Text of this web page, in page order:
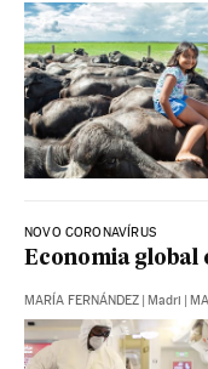
NOVO CORONAVÍRUS
Economia global
MARÍA FERNÁNDEZ | Madri |